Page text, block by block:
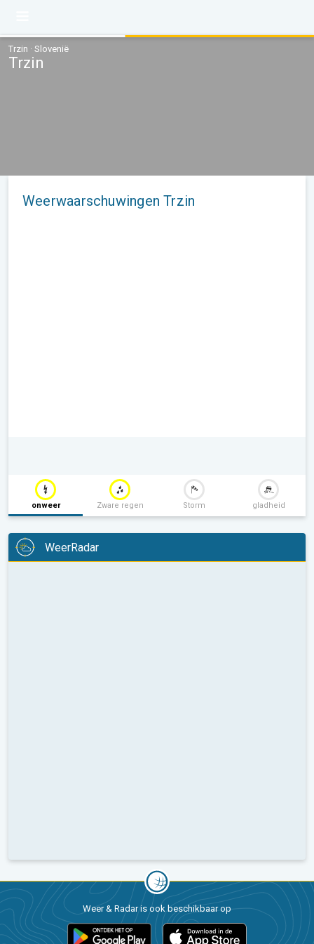
Trzin · Slovenië
Trzin
Weerwaarschuwingen Trzin
onweer Zware regen Storm gladheid
WeerRadar
Weer & Radar is ook beschikbaar op